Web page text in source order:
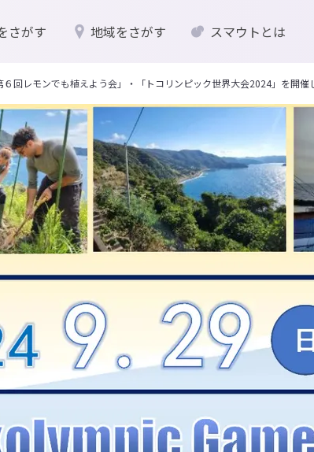
さがす 地域をさがす スマウトとは
６回レモンでも植えよう会」・「トコリンピック世界大会2024」を開催